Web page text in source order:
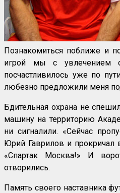
Познакомиться поближе и
игрой мы с увлечением
посчастливилось уже по
любезно предложили меня
Бдительная охрана не
машину на территорию
ни сигналили. «Сейчас
Юрий Гаврилов и прокричал
«Спартак Москва!» И
отворились.
Память своего наставника